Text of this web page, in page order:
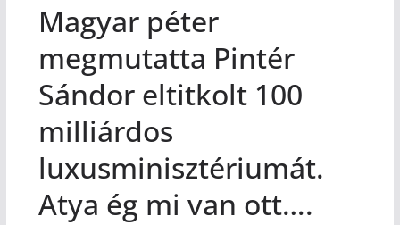
Magyar péter
megmutatta Pintér
Sándor eltitkolt 100
milliárdos
luxusminisztériumát.
Atya ég mi van ott….